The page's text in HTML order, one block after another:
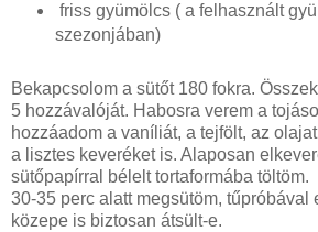
friss gyümölcs ( a felhasznált
szezonjában)
Bekapcsolom a sütőt 180 fokra.
5 hozzávalóját. Habosra verem a
hozzáadom a vaníliát, a tejfölt, az
a lisztes keveréket is. Alaposan
sütőpapírral bélelt tortaformába töltöm.
30-35 perc alatt megsütöm, tűpróbával
közepe is biztosan átsült-e.